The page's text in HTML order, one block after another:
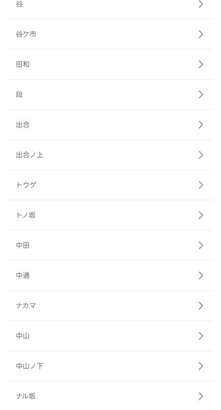
谷
谷ケ市
田和
段
出合
出合ノ上
トウゲ
トノ坂
中田
中通
ナカマ
中山
中山ノ下
ナル坂